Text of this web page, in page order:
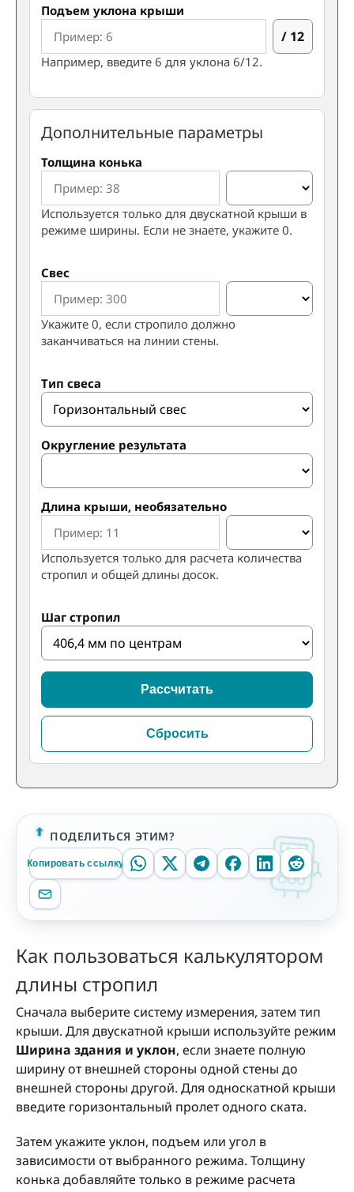
Подъем уклона крыши
/ 12
Например, введите 6 для уклона 6/12.
Дополнительные параметры
Толщина конька
Используется только для двускатной крыши в
режиме ширины. Если не знаете, укажите 0.
Свес
Укажите 0, если стропило должно
заканчиваться на линии стены.
Тип свеса
Округление результата
Длина крыши, необязательно
Используется только для расчета количества
стропил и общей длины досок.
Шаг стропил
Рассчитать
Сбросить
ПОДЕЛИТЬСЯ ЭТИМ?
Копировать ссылку
Как пользоваться калькулятором
длины стропил
Сначала выберите систему измерения, затем тип
крыши. Для двускатной крыши используйте режим
Ширина здания и уклон, если знаете полную
ширину от внешней стороны одной стены до
внешней стороны другой. Для односкатной крыши
введите горизонтальный пролет одного ската.
Затем укажите уклон, подъем или угол в
зависимости от выбранного режима. Толщину
конька добавляйте только в режиме расчета